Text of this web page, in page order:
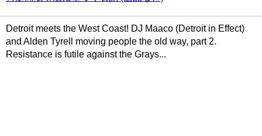
Detroit meets the West Coast! DJ Maaco (Detroit in Effect)
and Alden Tyrell moving people the old way, part 2.
Resistance is futile against the Grays...